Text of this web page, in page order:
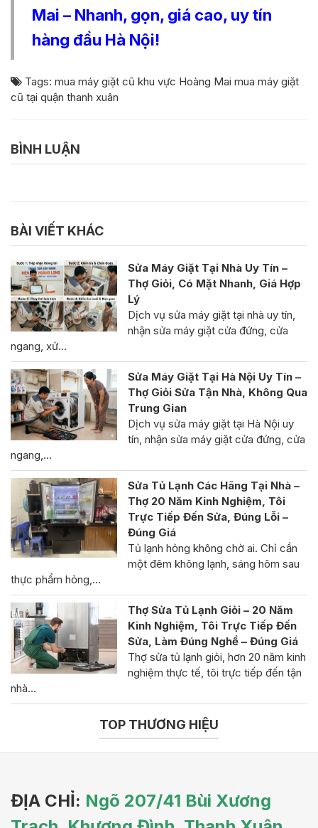
Mai – Nhanh, gọn, giá cao, uy tín
hàng đầu Hà Nội!
Tags: mua máy giặt cũ khu vực Hoàng Mai mua máy giặt
cũ tại quận thanh xuân
BÌNH LUẬN
BÀI VIẾT KHÁC
Sửa Máy Giặt Tại Nhà Uy Tín –
Thợ Giỏi, Có Mặt Nhanh, Giá Hợp
Lý
Dịch vụ sửa máy giặt tại nhà uy tín,
nhận sửa máy giặt cửa đứng, cửa
ngang, xử…
Sửa Máy Giặt Tại Hà Nội Uy Tín –
Thợ Giỏi Sửa Tận Nhà, Không Qua
Trung Gian
Dịch vụ sửa máy giặt tại Hà Nội uy
tín, nhận sửa máy giặt cửa đứng, cửa
ngang,…
Sửa Tủ Lạnh Các Hãng Tại Nhà –
Thợ 20 Năm Kinh Nghiệm, Tôi
Trực Tiếp Đến Sửa, Đúng Lỗi –
Đúng Giá
Tủ lạnh hỏng không chờ ai. Chỉ cần
một đêm không lạnh, sáng hôm sau
thực phẩm hỏng,…
Thợ Sửa Tủ Lạnh Giỏi – 20 Năm
Kinh Nghiệm, Tôi Trực Tiếp Đến
Sửa, Làm Đúng Nghề – Đúng Giá
Thợ sửa tủ lạnh giỏi, hơn 20 năm kinh
nghiệm thực tế, tôi trực tiếp đến tận
nhà…
TOP THƯƠNG HIỆU
ĐỊA CHỈ: Ngõ 207/41 Bùi Xương